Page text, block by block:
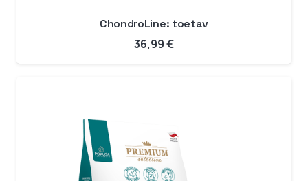
ChondroLine: toetav
36,99€